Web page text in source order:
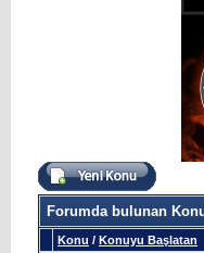
Forumda bulunan
Konu / Konuyu Başlatan